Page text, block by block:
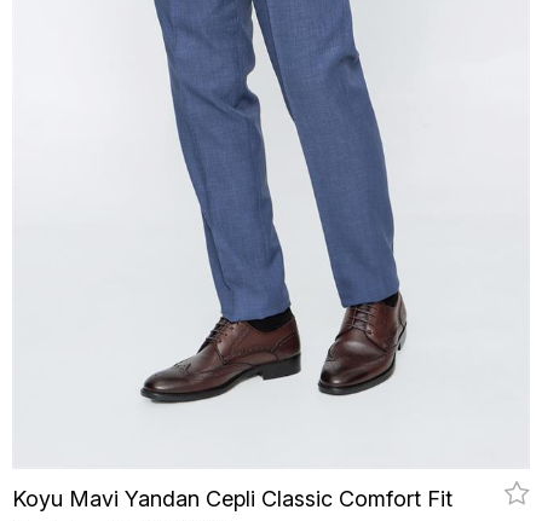
Koyu Mavi Yandan Cepli Classic Comfort Fit